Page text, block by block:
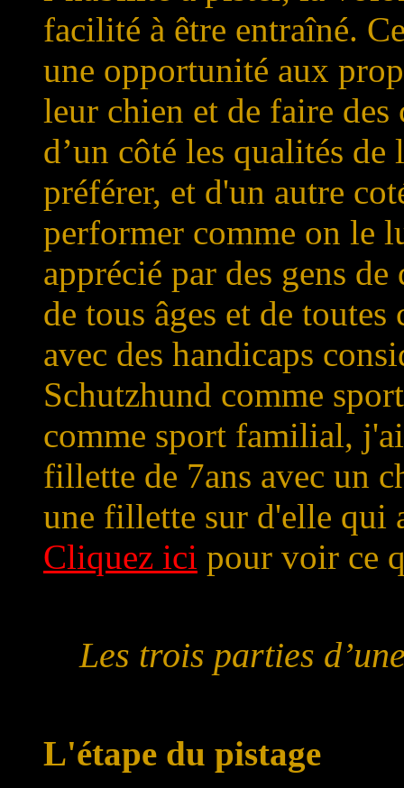
facilité à être entraîné.
une opportunité aux
leur chien et de faire
d’un côté les qualités
préférer, et d'un autre
performer comme on le
apprécié par des gens
de tous âges et de
avec des handicaps
Schutzhund comme
comme sport familial,
fillette de 7ans avec un
une fillette sur d'elle qui
Cliquez ici pour voir ce
Les trois parties
L'étape du pistage